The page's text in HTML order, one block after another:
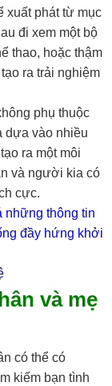
xuất phát từ mục
đi xem một bộ
thao, hoặc thậm
ra trải nghiệm
phụ thuộc
dựa vào nhiều
ra một môi
và người kia có
cực.
những thông tin
đầy hứng khởi
và mẹ
có thể có
kiếm bạn tình